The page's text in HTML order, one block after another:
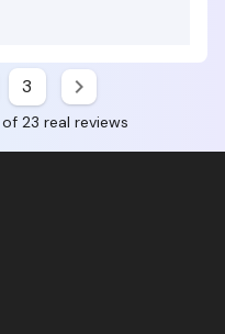
3
23 real reviews